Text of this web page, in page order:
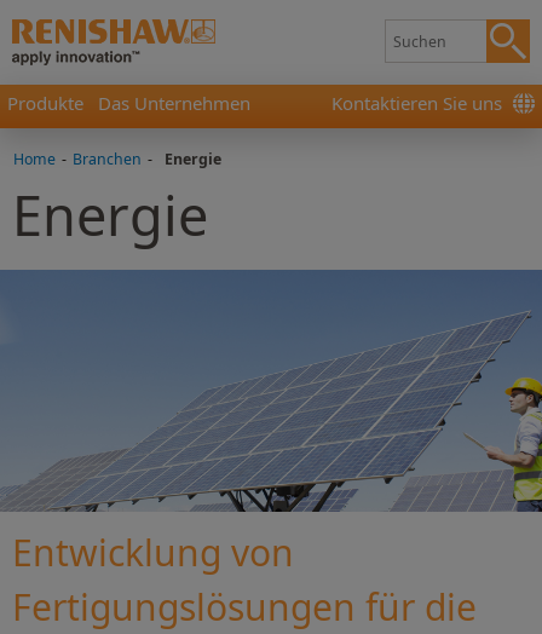
Produkte Das Unternehmen Kontaktieren Sie uns
Home - Branchen - Energie
Energie
Entwicklung von
Fertigungslösungen für die